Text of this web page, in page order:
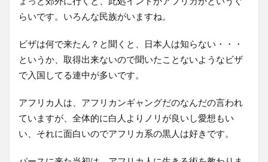
らいです。いろんな民族がいますね。
ビザは何で来たん？と聞くと、日本人は知らない・・・
というか、取得出来ないので聞いたことないようなビザ
で入国してる連中が多いです。
アフリカ人は、アフリカンギャングだのなんだの言われ
ていますが、全体的に白人よりノリが良いし愛想もい
い、それに面白いのでアフリカ系の黒人は好きです。